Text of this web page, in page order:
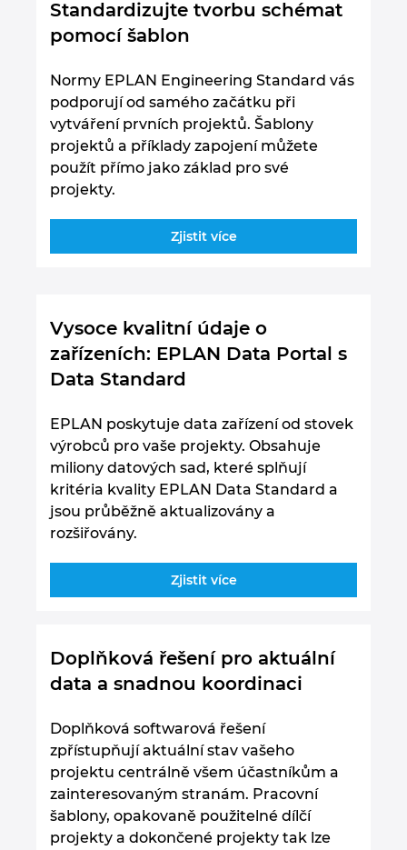
Standardizujte tvorbu schémat
pomocí šablon
Normy EPLAN Engineering Standard vás
podporují od samého začátku při
vytváření prvních projektů. Šablony
projektů a příklady zapojení můžete
použít přímo jako základ pro své
projekty.
Zjistit více
Vysoce kvalitní údaje o
zařízeních: EPLAN Data Portal s
Data Standard
EPLAN poskytuje data zařízení od stovek
výrobců pro vaše projekty. Obsahuje
miliony datových sad, které splňují
kritéria kvality EPLAN Data Standard a
jsou průběžně aktualizovány a
rozšiřovány.
Zjistit více
Doplňková řešení pro aktuální
data a snadnou koordinaci
Doplňková softwarová řešení
zpřístupňují aktuální stav vašeho
projektu centrálně všem účastníkům a
zainteresovaným stranám. Pracovní
šablony, opakovaně použitelné dílčí
projekty a dokončené projekty tak lze